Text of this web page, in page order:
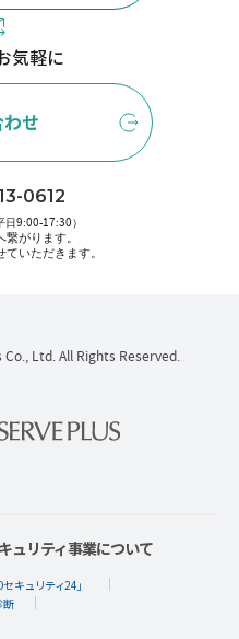
気軽に
わせ
0612
日9:00-17:30）
がります。
いただきます。
Ltd. All Rights Reserved.
ュリティ事業について
キュリティ24」
断